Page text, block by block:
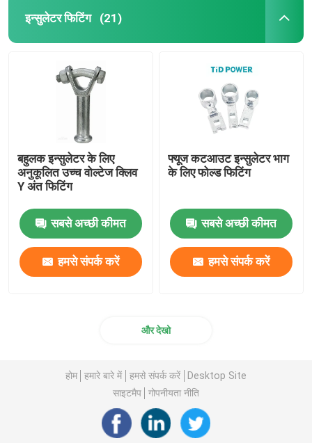
इन्सुलेटर फिटिंग (21)
बहुलक इन्सुलेटर के लिए
अनुकूलित उच्च वोल्टेज क्लिव
Y अंत फिटिंग
सबसे अच्छी कीमत
हमसे संपर्क करें
फ्यूज कटआउट इन्सुलेटर भाग
के लिए फोल्ड फिटिंग
सबसे अच्छी कीमत
हमसे संपर्क करें
और देखो
होम हमारे बारे में हमसे संपर्क करें
Desktop Site
साइटमैप
गोपनीयता नीति